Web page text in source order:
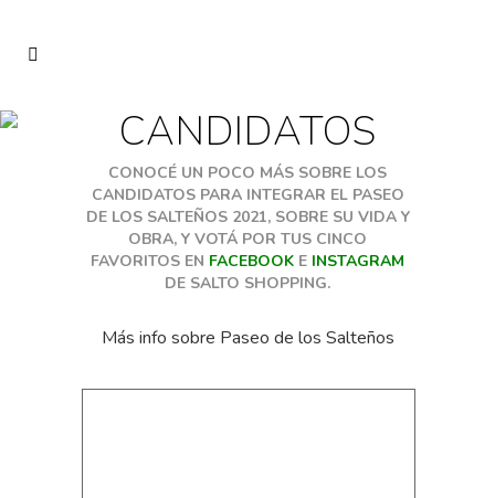
CANDIDATOS
CONOCÉ UN POCO MÁS SOBRE LOS
CANDIDATOS PARA INTEGRAR EL PASEO
DE LOS SALTEÑOS 2021, SOBRE SU VIDA Y
OBRA, Y VOTÁ POR TUS CINCO
FAVORITOS EN FACEBOOK E INSTAGRAM
DE SALTO SHOPPING.
Más info sobre Paseo de los Salteños